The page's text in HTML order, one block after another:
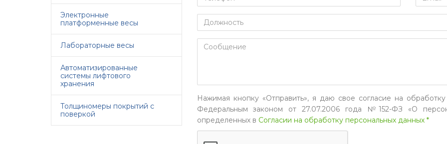
Электронные
платформенные весы
Лабораторные весы
Автоматизированные
системы лифтового
хранения
Толщиномеры покрытий с
поверкой
Нажимая кнопку «Отправить», я даю свое согласие на
Федеральным законом от 27.07.2006 года №152-ФЗ «О
определенных в Согласии на обработку персональных данных *